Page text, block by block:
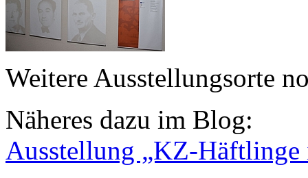
Weitere Ausstellungsorte
Näheres dazu im Blog:
Ausstellung „KZ-Häftlinge